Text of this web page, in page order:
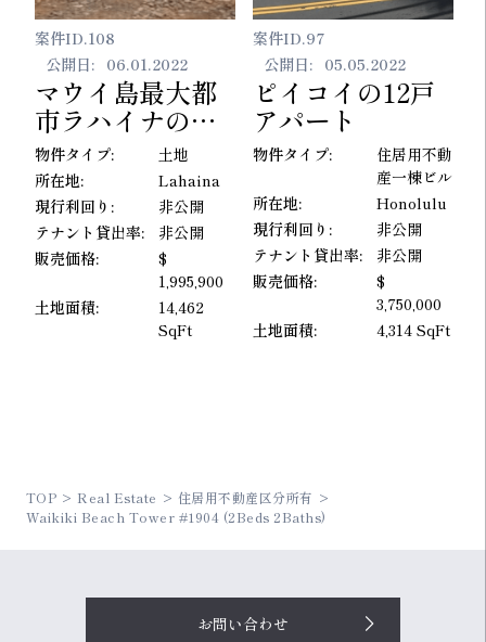
案件ID.108
公開日:
06.01.2022
マウイ島最大都
市ラハイナの海
沿い住宅用土地
物件タイプ:
土地
所在地:
Lahaina
現行利回り:
非公開
テナント貸出率:
非公開
販売価格:
$
1,995,900
土地面積:
14,462
SqFt
案件ID.97
公開日:
05.05.2022
ピイコイの12戸
アパート
物件タイプ:
住居用不動
産一棟ビル
所在地:
Honolulu
現行利回り:
非公開
テナント貸出率:
非公開
販売価格:
$
3,750,000
土地面積:
4,314 SqFt
TOP Real Estate
住居用不動産区分所有
Waikiki Beach Tower #1904 (2Beds 2Baths)
お問い合わせ